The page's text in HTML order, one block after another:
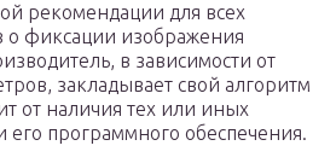
рекомендации для всех
о фиксации изображения
в зависимости от
закладывает свой алгоритм
от наличия тех или иных
его программного обеспечения.